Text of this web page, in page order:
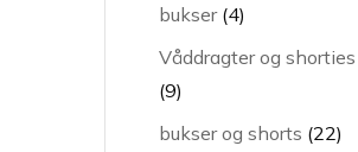
bukser 44
Våddragter og shorties
99
varer
bukser og shorts 2222